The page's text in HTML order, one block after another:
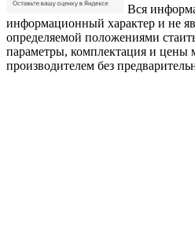
Вся
информационный характер и не
определяемой положениями
параметры, комплектация и цены
производителем без